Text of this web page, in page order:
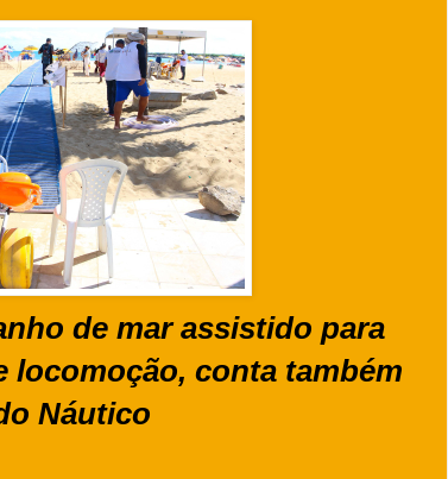
de mar assistido para
locomoção, conta também
Náutico